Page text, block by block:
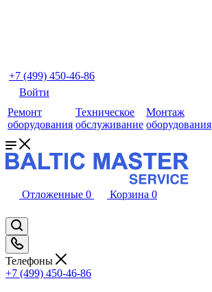
+7 (499) 450-46-86
Войти
Ремонт
оборудования
Техническое
обслуживание
Монтаж
оборудования
Отложенные 0 Корзина 0
Телефоны
+7 (499) 450-46-86